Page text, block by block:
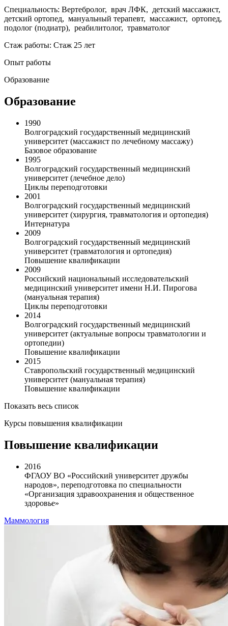
Специальность: Вертебролог, врач ЛФК, детский массажист,
детский ортопед, мануальный терапевт, массажист, ортопед,
подолог (подиатр), реабилитолог, травматолог
Стаж работы: Стаж 25 лет
Опыт работы
Образование
Образование
1990
Волгоградский государственный медицинский
университет (массажист по лечебному массажу)
Базовое образование
1995
Волгоградский государственный медицинский
университет (лечебное дело)
Циклы переподготовки
2001
Волгоградский государственный медицинский
университет (хирургия, травматология и ортопедия)
Интернатура
2009
Волгоградский государственный медицинский
университет (травматология и ортопедия)
Повышение квалификации
2009
Российский национальный исследовательский
медицинский университет имени Н.И. Пирогова
(мануальная терапия)
Циклы переподготовки
2014
Волгоградский государственный медицинский
университет (актуальные вопросы травматологии и
ортопедии)
Повышение квалификации
2015
Ставропольский государственный медицинский
университет (мануальная терапия)
Повышение квалификации
Показать весь список
Курсы повышения квалификации
Повышение квалификации
2016
ФГАОУ ВО «Российский университет дружбы
народов», переподготовка по специальности
«Организация здравоохранения и общественное
здоровье»
Маммология